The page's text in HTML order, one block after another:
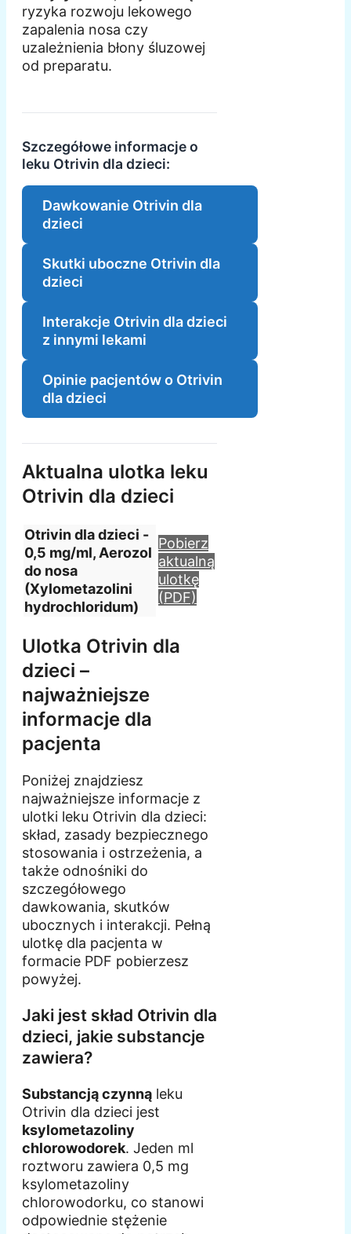
ryzyka rozwoju lekowego
zapalenia nosa czy
uzależnienia błony śluzowej
od preparatu.
Szczegółowe informacje o
leku Otrivin dla dzieci:
Dawkowanie Otrivin dla
dzieci
Skutki uboczne Otrivin dla
dzieci
Interakcje Otrivin dla dzieci
z innymi lekami
Opinie pacjentów o Otrivin
dla dzieci
Aktualna ulotka leku
Otrivin dla dzieci
Otrivin dla dzieci -
0,5 mg/ml, Aerozol
do nosa
(Xylometazolini
hydrochloridum)
Pobierz
aktualną
ulotkę
(PDF)
Ulotka Otrivin dla
dzieci –
najważniejsze
informacje dla
pacjenta
Poniżej znajdziesz
najważniejsze informacje z
ulotki leku Otrivin dla dzieci:
skład, zasady bezpiecznego
stosowania i ostrzeżenia, a
także odnośniki do
szczegółowego
dawkowania, skutków
ubocznych i interakcji. Pełną
ulotkę dla pacjenta w
formacie PDF pobierzesz
powyżej.
Jaki jest skład Otrivin dla
dzieci, jakie substancje
zawiera?
Substancją czynną leku
Otrivin dla dzieci jest
ksylometazoliny
chlorowodorek. Jeden ml
roztworu zawiera 0,5 mg
ksylometazoliny
chlorowodorku, co stanowi
odpowiednie stężenie